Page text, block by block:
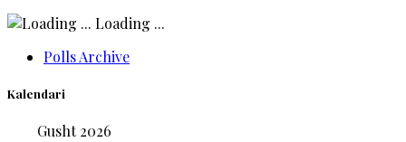
Loading ...
Polls Archive
Kalendari
Gusht 2026